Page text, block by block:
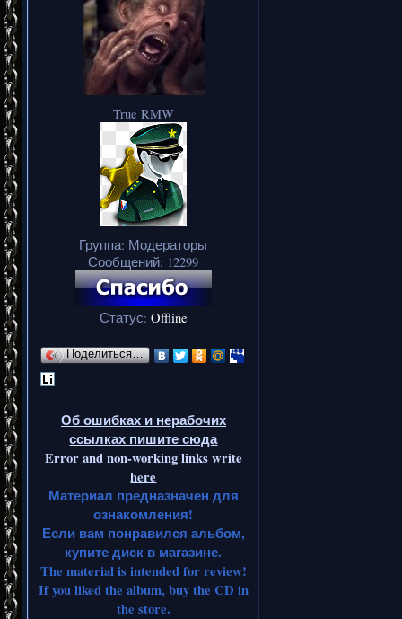
True RMW
Группа: Модераторы
Сообщений: 12299
Статус: Offline
Поделиться…
Об ошибках и нерабочих
ссылках пишите сюда
Error and non-working links write
here
Материал предназначен для
ознакомления!
Если вам понравился альбом,
купите диск в магазине.
The material is intended for review!
If you liked the album, buy the CD in
the store.